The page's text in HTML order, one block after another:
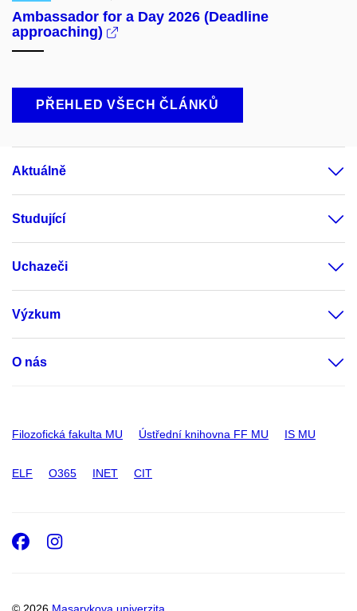
Ambassador for a Day 2026 (Deadline
approaching)
PŘEHLED VŠECH ČLÁNKŮ
Aktuálně
Studující
Uchazeči
Výzkum
O nás
Filozofická fakulta MU Ústřední knihovna FF MU IS MU
ELF O365 INET CIT
Facebook
Instagram